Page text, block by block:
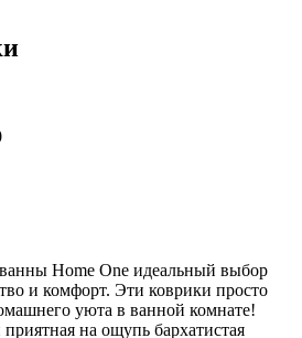
Home One идеальный выбор
и комфорт. Эти коврики просто
уюта в ванной комнате!
на ощупь бархатистая